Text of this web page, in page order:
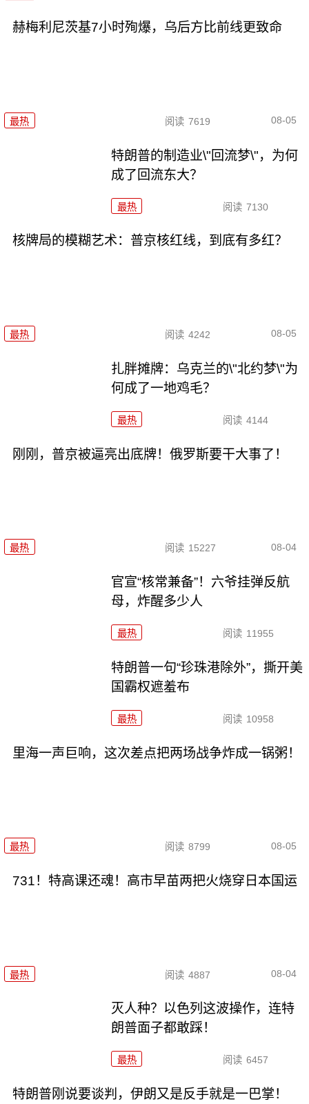
赫梅利尼茨基7小时殉爆，乌后方比前线更致命
最热 阅读 7619 08-05
特朗普的制造业\"回流梦\"，为何
成了回流东大？
最热 阅读 7130
核牌局的模糊艺术：普京核红线，到底有多红？
最热 阅读 4242 08-05
扎胖摊牌：乌克兰的\"北约梦\"为
何成了一地鸡毛？
最热 阅读 4144
刚刚，普京被逼亮出底牌！俄罗斯要干大事了！
最热 阅读 15227 08-04
官宣“核常兼备”！六爷挂弹反航
母，炸醒多少人
最热 阅读 11955
特朗普一句“珍珠港除外”，撕开美
国霸权遮羞布
最热 阅读 10958
里海一声巨响，这次差点把两场战争炸成一锅粥！
最热 阅读 8799 08-05
731！特高课还魂！高市早苗两把火烧穿日本国运
最热 阅读 4887 08-04
灭人种？以色列这波操作，连特
朗普面子都敢踩！
最热 阅读 6457
特朗普刚说要谈判，伊朗又是反手就是一巴掌！